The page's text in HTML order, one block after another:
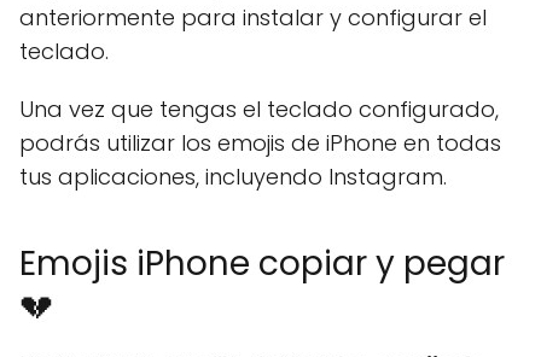
anteriormente para instalar y configurar el
teclado.
Una vez que tengas el teclado configurado,
podrás utilizar los emojis de iPhone en todas
tus aplicaciones, incluyendo Instagram.
Emojis iPhone copiar y pegar
💔